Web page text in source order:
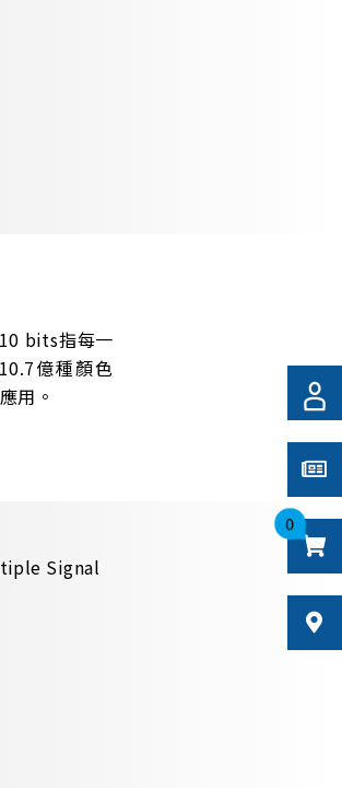
0
bits指每一
億種顏色
用。